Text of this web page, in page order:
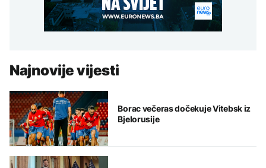
Najnovije vijesti
Borac večeras dočekuje Vitebsk iz
Bjelorusije